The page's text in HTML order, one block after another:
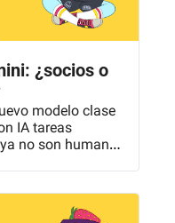
¿socios o
modelo clase
IA tareas
no son humanos